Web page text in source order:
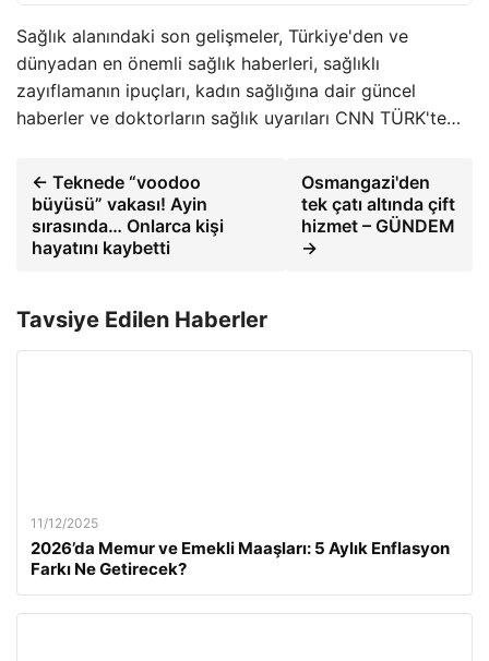
Sağlık alanındaki son gelişmeler, Türkiye'den ve
dünyadan en önemli sağlık haberleri, sağlıklı
zayıflamanın ipuçları, kadın sağlığına dair güncel
haberler ve doktorların sağlık uyarıları CNN TÜRK'te…
← Teknede “voodoo
büyüsü” vakası! Ayin
sırasında… Onlarca kişi
hayatını kaybetti
Osmangazi'den
tek çatı altında çift
hizmet – GÜNDEM
→
Tavsiye Edilen Haberler
11/12/2025
2026’da Memur ve Emekli Maaşları: 5 Aylık Enflasyon
Farkı Ne Getirecek?